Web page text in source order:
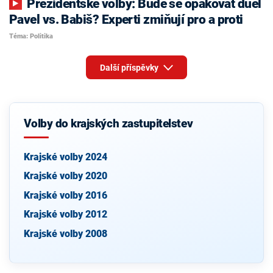
Pavel vs. Babiš? Experti zmiňují pro a proti
Téma: Politika
Další příspěvky
Volby do krajských zastupitelstev
Krajské volby 2024
Krajské volby 2020
Krajské volby 2016
Krajské volby 2012
Krajské volby 2008